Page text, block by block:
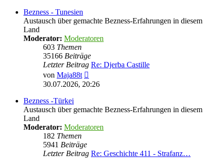
Bezness - Tunesien
Austausch über gemachte Bezness-Erfahrungen in diesem
Land
Moderator: Moderatoren
603 Themen
35166 Beiträge
Letzter Beitrag Re: Djerba Castille
von Maja88t
Beitrag
30.07.2026, 20:26
Bezness -Türkei
Austausch über gemachte Bezness-Erfahrungen in diesem
Land
Moderator: Moderatoren
182 Themen
5941 Beiträge
Letzter Beitrag Re: Geschichte 411 - Strafanz…